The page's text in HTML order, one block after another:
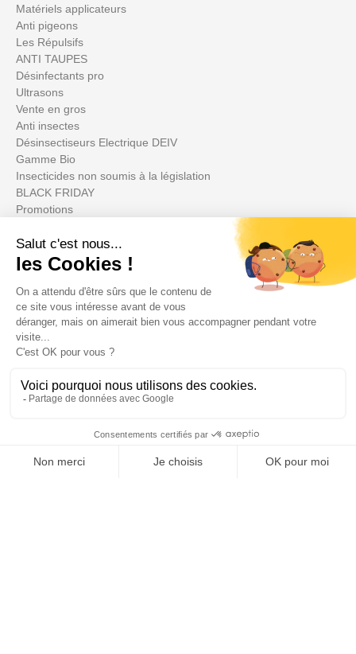
Matériels applicateurs
Anti pigeons
Les Répulsifs
ANTI TAUPES
Désinfectants pro
Ultrasons
Vente en gros
Anti insectes
Désinsectiseurs Electrique DEIV
Gamme Bio
Insecticides non soumis à la législation
BLACK FRIDAY
Promotions
Su cuenta
Informations
